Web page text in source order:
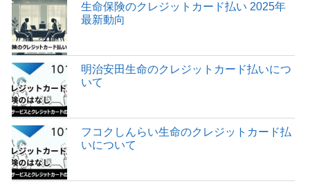
生命保険のクレジットカード払い 2025年
最新動向
明治安田生命のクレジットカード払いにつ
いて
フコクしんらい生命のクレジットカード払
いについて